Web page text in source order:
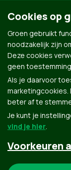
Wandel
van Groen
Cookies op
Groen gebruikt
noodzakelijk zijn
Deze cookies
geen
Als je daarvoor
marketingcookies.
beter af te
Je kunt je
vind je hier.
Voorkeuren